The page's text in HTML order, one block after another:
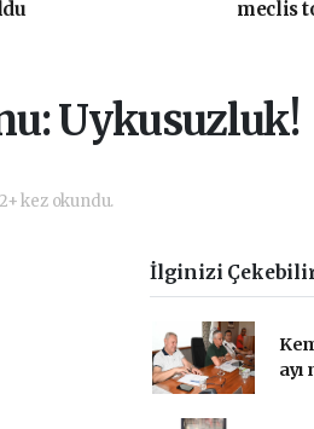
meclis
Uykusuzluk!
kez okundu.
İlginizi
ayı